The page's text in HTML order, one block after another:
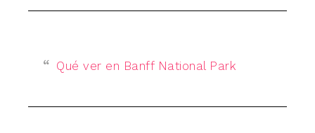
Qué ver en Banff National Park